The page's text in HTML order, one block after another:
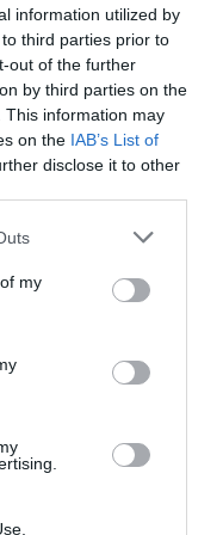
information utilized by
third parties prior to
out of the further
by third parties on the
This information may
on the IAB’s List of
disclose it to other
my
cântece preferate
privit de la geam
recitalului, Bozzini
să intre în
de pandemie.
pe Facebook:
vide